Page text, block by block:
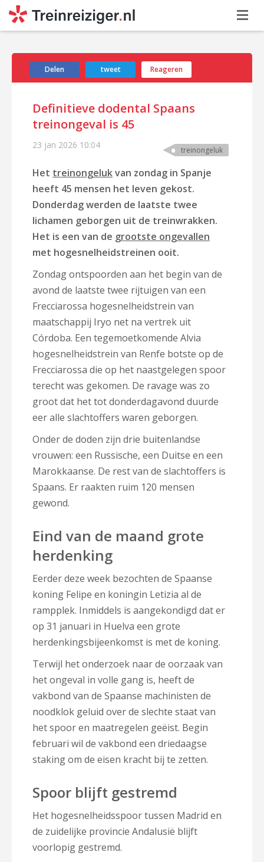
Delen tweet Reageren
Definitieve dodental Spaans
treinongeval is 45
23 jan 2026 10:04 treinongeluk
Het treinongelukvan zondag in Spanje
heeft 45 mensen het leven gekost.
Donderdag werden de laatste twee
lichamen geborgen uit de treinwrakken.
Het is een van de grootste ongevallen
met hogesnelheidstreinen ooit.
Zondag ontspoorden aan het begin van de
avond de laatste twee rijtuigen van een
Frecciarossa hogesnelheidstrein van
maatschappij Iryo net na vertrek uit
Córdoba. Een tegemoetkomende Alvia
hogesnelheidstrein van Renfe botste op de
Frecciarossa die op het naastgelegen spoor
terecht was gekomen. De ravage was zo
groot dat het tot donderdagavond duurde
eer alle slachtoffers waren geborgen.
Onder de doden zijn drie buitenlandse
vrouwen: een Russische, een Duitse en een
Marokkaanse. De rest van de slachtoffers is
Spaans. Er raakten ruim 120 mensen
gewond.
Eind van de maand grote
herdenking
Eerder deze week bezochten de Spaanse
koning Felipe en koningin Letizia al de
rampplek. Inmiddels is aangekondigd dat er
op 31 januari in Huelva een grote
herdenkingsbijeenkomst is met de koning.
Terwijl het onderzoek naar de oorzaak van
het ongeval in volle gang is, heeft de
vakbond van de Spaanse machinisten de
noodklok geluid over de slechte staat van
het spoor en maatregelen geëist. Begin
februari wil de vakbond een driedaagse
staking om de eisen kracht bij te zetten.
Spoor blijft gestremd
Het hogesnelheidsspoor tussen Madrid en
de zuidelijke provincie Andalusië blijft
voorlopig gestremd.